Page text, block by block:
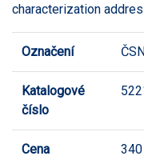
characterization
Označení
Katalogové
číslo
Cena